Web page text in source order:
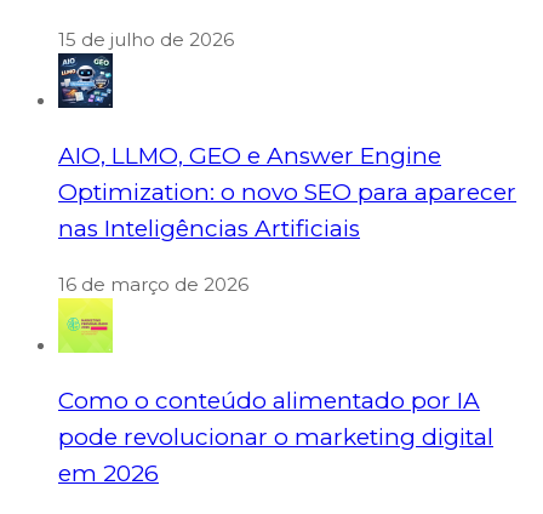
15 de julho de 2026
AIO, LLMO, GEO e Answer Engine
Optimization: o novo SEO para aparecer
nas Inteligências Artificiais
16 de março de 2026
Como o conteúdo alimentado por IA
pode revolucionar o marketing digital
em 2026